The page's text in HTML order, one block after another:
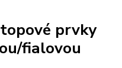
prvky
fialovou